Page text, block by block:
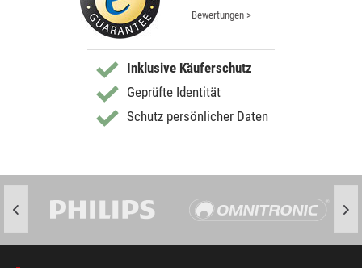
Bewertungen >
Inklusive Käuferschutz
Geprüfte Identität
Schutz persönlicher Daten